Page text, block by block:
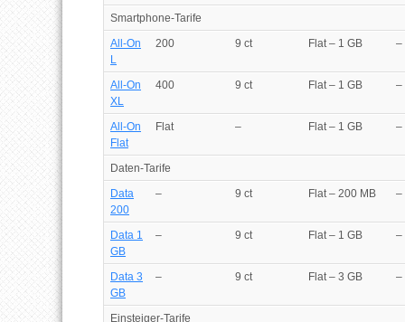
Smartphone-Tarife
All-On
L
200 9 ct Flat – 1 GB –
All-On
XL
400 9 ct Flat – 1 GB –
All-On
Flat
Flat – Flat – 1 GB –
Daten-Tarife
Data
200
– 9 ct Flat – 200 MB –
Data 1
GB
– 9 ct Flat – 1 GB –
Data 3
GB
– 9 ct Flat – 3 GB –
Einsteiger-Tarife